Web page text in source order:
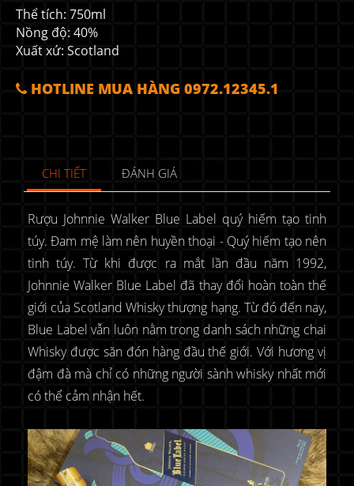
Thể tích: 750ml
Nồng độ: 40%
Xuất xứ: Scotland
HOTLINE MUA HÀNG 0972.12345.1
CHI TIẾT ĐÁNH GIÁ
Rượu Johnnie Walker Blue Label quý hiếm tạo tinh
túy. Đam mệ làm nên huyền thoại - Quý hiếm tạo nên
tinh túy. Từ khi được ra mắt lần đầu năm 1992,
Johnnie Walker Blue Label đã thay đổi hoàn toàn thế
giới của Scotland Whisky thượng hạng. Từ đó đến nay,
Blue Label vẫn luôn nằm trong danh sách những chai
Whisky được săn đón hàng đầu thế giới. Với hương vị
đậm đà mà chỉ có những người sành whisky nhất mới
có thể cảm nhận hết.